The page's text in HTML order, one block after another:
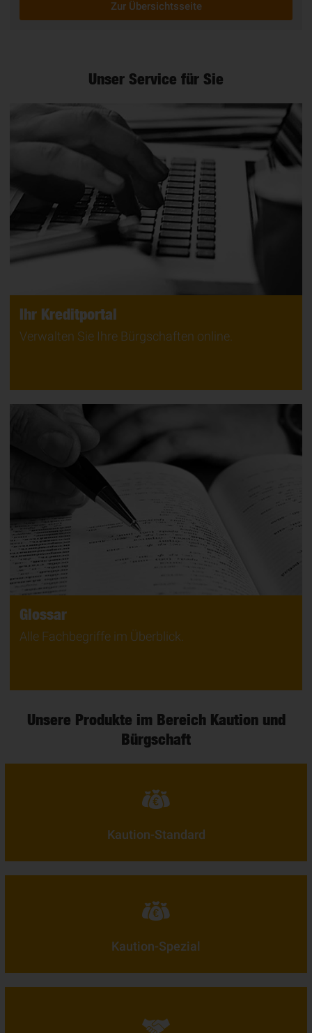
Zur Übersichtsseite
Unser Service für Sie
Ihr Kreditportal
Verwalten Sie Ihre Bürgschaften online.
Glossar
Alle Fachbegriffe im Überblick.
Unsere Produkte im Bereich Kaution und
Bürgschaft
Kaution-Standard
Kaution-Spezial